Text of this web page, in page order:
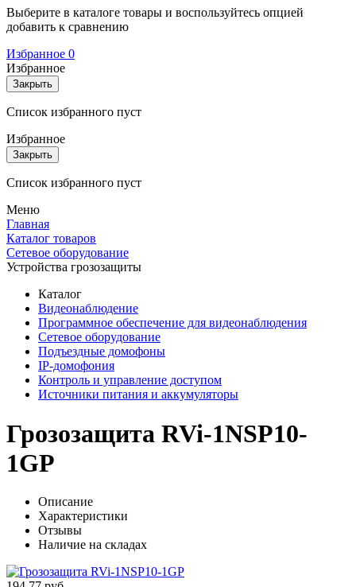
Выберите в каталоге товары и воспользуйтесь опцией
добавить к сравнению
Избранное 0
Избранное
Закрыть
Список избранного пуст
Избранное
Закрыть
Список избранного пуст
Меню
Главная
Каталог товаров
Сетевое оборудование
Устройства грозозащиты
Каталог
Видеонаблюдение
Программное обеспечение для видеонаблюдения
Сетевое оборудование
Подъездные домофоны
IP-домофония
Контроль и управление доступом
Источники питания и аккумуляторы
Грозозащита RVi-1NSP10-
1GP
Описание
Характеристики
Отзывы
Наличие на складах